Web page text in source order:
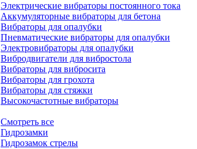
Электрические вибраторы постоянного тока
Аккумуляторные вибраторы для бетона
Вибраторы для опалубки
Пневматические вибраторы для опалубки
Электровибраторы для опалубки
Вибродвигатели для вибростола
Вибраторы для вибросита
Вибраторы для грохота
Вибраторы для стяжки
Высокочастотные вибраторы
Смотреть все
Гидрозамки
Гидрозамок стрелы